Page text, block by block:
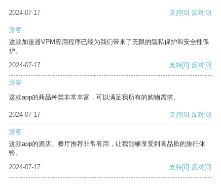
2024-07-17 支持[0] 反对[0]
游客
这款加速器VPM应用程序已经为我们带来了无限的隐私保护和安全性保
护。
2024-07-17
支持[0] 反对[0]
游客
这款app的商品种类非常丰富，可以满足我所有的购物需求。
2024-07-17 支持[0] 反对[0]
游客
这款app的酒店、餐厅推荐非常有用，让我能够享受到高品质的旅行体
验。
2024-07-17
支持[0] 反对[0]